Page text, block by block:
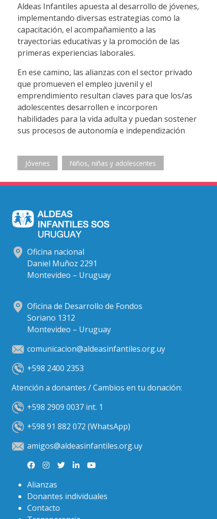
Aldeas Infantiles apuesta al desarrollo de jóvenes,
implementando diversas estrategias como la
capacitación, el acompañamiento a las
trayectorias educativas y la promoción de las
primeras experiencias laborales.
En ese camino, las alianzas con el sector privado
que promueven el empleo juvenil y el
emprendimiento resultan claves para que los/as
adolescentes desarrollen e incorporen
habilidades para la vida adulta y puedan sostener
sus procesos de autonomía e independización
Jóvenes Niños, niñas y adolescentes
Oficina nacional
Daniel Muñoz 2291
Montevideo – Uruguay
Oficina de Desarrollo de Fondos
Soriano 1312
Montevideo – Uruguay
comunicacion@aldeasinfantiles.org.uy
+598 2400 2353
Atención a donantes / Cambios en tu donación:
+598 2909 0037 int. 1
+598 91 882 072 (WhatsApp)
amigos@aldeasinfantiles.org.uy
Alianzas
Donantes individuales
Contacto